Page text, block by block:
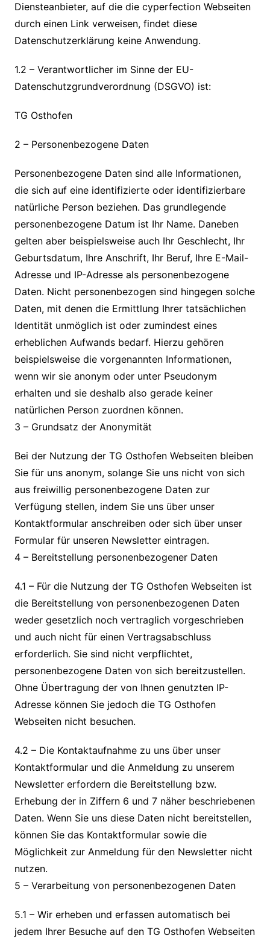
Diensteanbieter, auf die die cyperfection Webseiten
durch einen Link verweisen, findet diese
Datenschutzerklärung keine Anwendung.
1.2 – Verantwortlicher im Sinne der EU-
Datenschutzgrundverordnung (DSGVO) ist:
TG Osthofen
2 – Personenbezogene Daten
Personenbezogene Daten sind alle Informationen,
die sich auf eine identifizierte oder identifizierbare
natürliche Person beziehen. Das grundlegende
personenbezogene Datum ist Ihr Name. Daneben
gelten aber beispielsweise auch Ihr Geschlecht, Ihr
Geburtsdatum, Ihre Anschrift, Ihr Beruf, Ihre E-Mail-
Adresse und IP-Adresse als personenbezogene
Daten. Nicht personenbezogen sind hingegen solche
Daten, mit denen die Ermittlung Ihrer tatsächlichen
Identität unmöglich ist oder zumindest eines
erheblichen Aufwands bedarf. Hierzu gehören
beispielsweise die vorgenannten Informationen,
wenn wir sie anonym oder unter Pseudonym
erhalten und sie deshalb also gerade keiner
natürlichen Person zuordnen können.
3 – Grundsatz der Anonymität
Bei der Nutzung der TG Osthofen Webseiten bleiben
Sie für uns anonym, solange Sie uns nicht von sich
aus freiwillig personenbezogene Daten zur
Verfügung stellen, indem Sie uns über unser
Kontaktformular anschreiben oder sich über unser
Formular für unseren Newsletter eintragen.
4 – Bereitstellung personenbezogener Daten
4.1 – Für die Nutzung der TG Osthofen Webseiten ist
die Bereitstellung von personenbezogenen Daten
weder gesetzlich noch vertraglich vorgeschrieben
und auch nicht für einen Vertragsabschluss
erforderlich. Sie sind nicht verpflichtet,
personenbezogene Daten von sich bereitzustellen.
Ohne Übertragung der von Ihnen genutzten IP-
Adresse können Sie jedoch die TG Osthofen
Webseiten nicht besuchen.
4.2 – Die Kontaktaufnahme zu uns über unser
Kontaktformular und die Anmeldung zu unserem
Newsletter erfordern die Bereitstellung bzw.
Erhebung der in Ziffern 6 und 7 näher beschriebenen
Daten. Wenn Sie uns diese Daten nicht bereitstellen,
können Sie das Kontaktformular sowie die
Möglichkeit zur Anmeldung für den Newsletter nicht
nutzen.
5 – Verarbeitung von personenbezogenen Daten
5.1 – Wir erheben und erfassen automatisch bei
jedem Ihrer Besuche auf den TG Osthofen Webseiten